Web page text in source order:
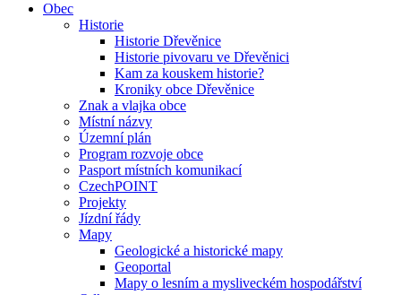
Obec
Historie
Historie Dřevěnice
Historie pivovaru ve Dřevěnici
Kam za kouskem historie?
Kroniky obce Dřevěnice
Znak a vlajka obce
Místní názvy
Územní plán
Program rozvoje obce
Pasport místních komunikací
CzechPOINT
Projekty
Jízdní řády
Mapy
Geologické a historické mapy
Geoportal
Mapy o lesním a mysliveckém hospodářství